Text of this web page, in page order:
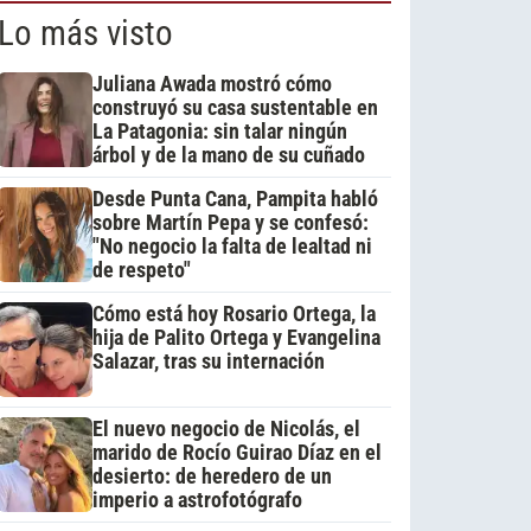
más visto
Juliana Awada mostró cómo
construyó su casa sustentable en
La Patagonia: sin talar ningún
árbol y de la mano de su cuñado
Desde Punta Cana, Pampita habló
sobre Martín Pepa y se confesó:
"No negocio la falta de lealtad ni
de respeto"
Cómo está hoy Rosario Ortega, la
hija de Palito Ortega y Evangelina
Salazar, tras su internación
El nuevo negocio de Nicolás, el
marido de Rocío Guirao Díaz en el
desierto: de heredero de un
imperio a astrofotógrafo